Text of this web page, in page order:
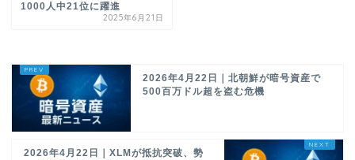
1000人中21位に躍進
2025年6月21日
2026年4月22日｜北朝鮮が暗号資産で
500百万ドル超を盗む危機
2026年4月22日｜XLMが抵抗突破、勢